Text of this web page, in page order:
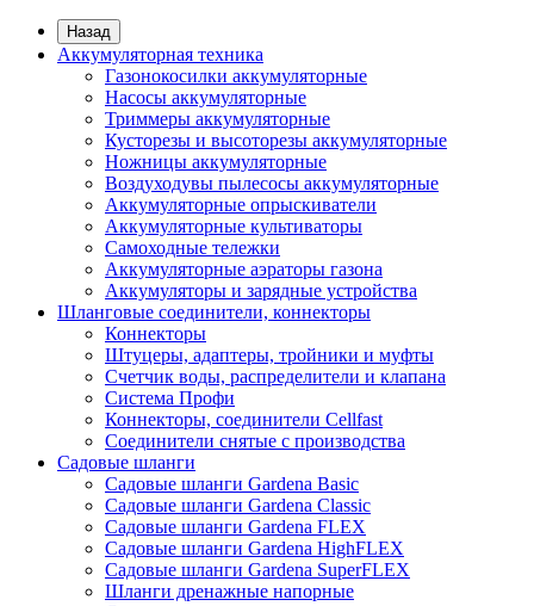
Назад
Аккумуляторная техника
Газонокосилки аккумуляторные
Насосы аккумуляторные
Триммеры аккумуляторные
Кусторезы и высоторезы аккумуляторные
Ножницы аккумуляторные
Воздуходувы пылесосы аккумуляторные
Аккумуляторные опрыскиватели
Аккумуляторные культиваторы
Самоходные тележки
Аккумуляторные аэраторы газона
Аккумуляторы и зарядные устройства
Шланговые соединители, коннекторы
Коннекторы
Штуцеры, адаптеры, тройники и муфты
Счетчик воды, распределители и клапана
Система Профи
Коннекторы, соединители Cellfast
Соединители снятые с производства
Садовые шланги
Садовые шланги Gardena Basic
Садовые шланги Gardena Classic
Садовые шланги Gardena FLEX
Садовые шланги Gardena HighFLEX
Садовые шланги Gardena SuperFLEX
Шланги дренажные напорные